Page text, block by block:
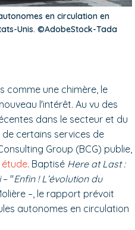
en circulation en
Unis. ©AdobeStock-Tada
comme une chimère, le
l'intérêt. Au vu des
dans le secteur et du
certains services de
Group (BCG) publie,
étude. Baptisé Here at Last :
– "Enfin ! L’évolution du
– , le rapport prévoit
autonomes en circulation